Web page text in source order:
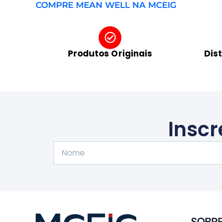
COMPRE MEAN WELL NA MCEIG
Produtos Originais